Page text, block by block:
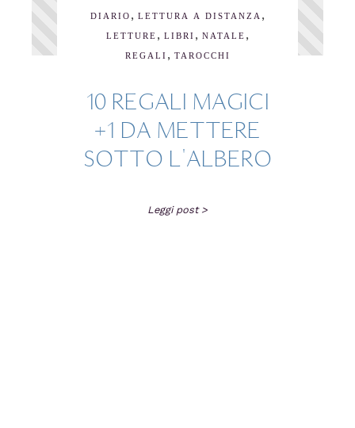
DIARIO , LETTURA A DISTANZA ,
LETTURE , LIBRI , NATALE ,
REGALI , TAROCCHI
10 REGALI MAGICI
+1 DA METTERE
SOTTO L'ALBERO
Leggi post >